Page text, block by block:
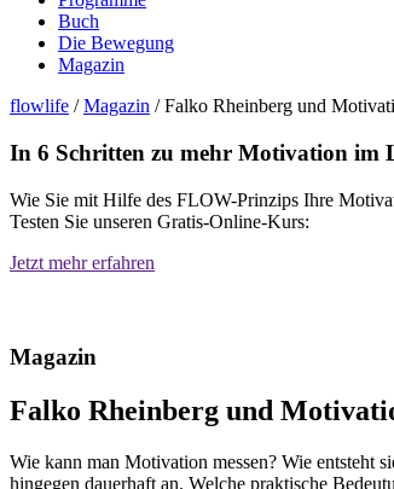
Buch
Die Bewegung
Magazin
flowlife /Magazin /Falko Rheinberg und
In 6 Schritten zu mehr Motivation im
Wie Sie mit Hilfe des FLOW-Prinzips Ihre
Testen Sie unseren Gratis-Online-Kurs:
Jetzt mehr erfahren
Magazin
Falko Rheinberg und
Wie kann man Motivation messen? Wie entsteht
hingegen dauerhaft an. Welche praktische